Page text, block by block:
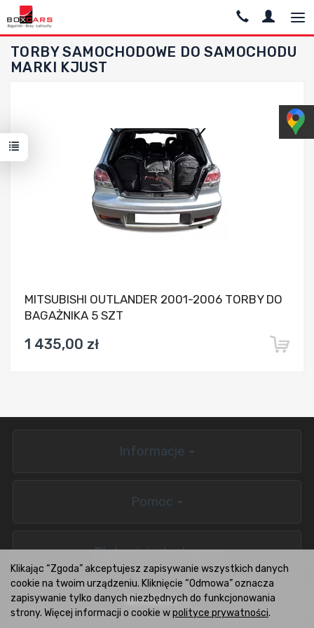
TORBY SAMOCHODOWE DO SAMOCHODU
MARKI KJUST
MITSUBISHI OUTLANDER 2001-2006 TORBY DO
BAGAŻNIKA 5 SZT
1 435,00 zł
Informacje
Pomoc
Płatności i dostawa
BOXCARS.PL
Klikając “Zgoda” akceptujesz zapisywanie wszystkich danych
cookie na twoim urządzeniu. Kliknięcie “Odmowa” oznacza
zapisywanie tylko danych niezbędnych do funkcjonowania
strony. Więcej informacji o cookie wpolityce prywatności.